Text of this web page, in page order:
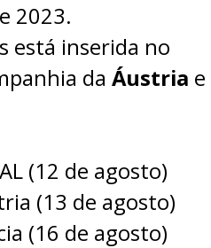
2023.
está inserida no
da Áustria e
(12 de agosto)
(13 de agosto)
(16 de agosto)